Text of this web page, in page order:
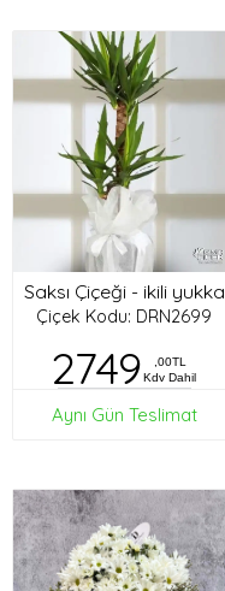
Saksı Çiçeği - ikili yukka
Çiçek Kodu: DRN2699
2749
,00TL
Kdv Dahil
Aynı Gün Teslimat